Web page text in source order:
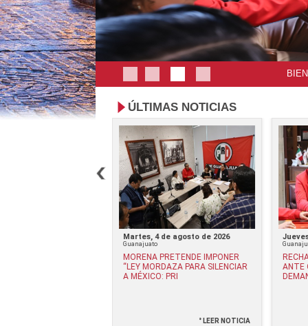
ÚLTIMAS NOTICIAS
Martes, 4 de agosto de 2026
Guanajuato
MORENA PRETENDE IMPONER
“LEY MORDAZA PARA SILENCIAR
A MÉXICO: PRI
° LEER NOTICIA
ANTE